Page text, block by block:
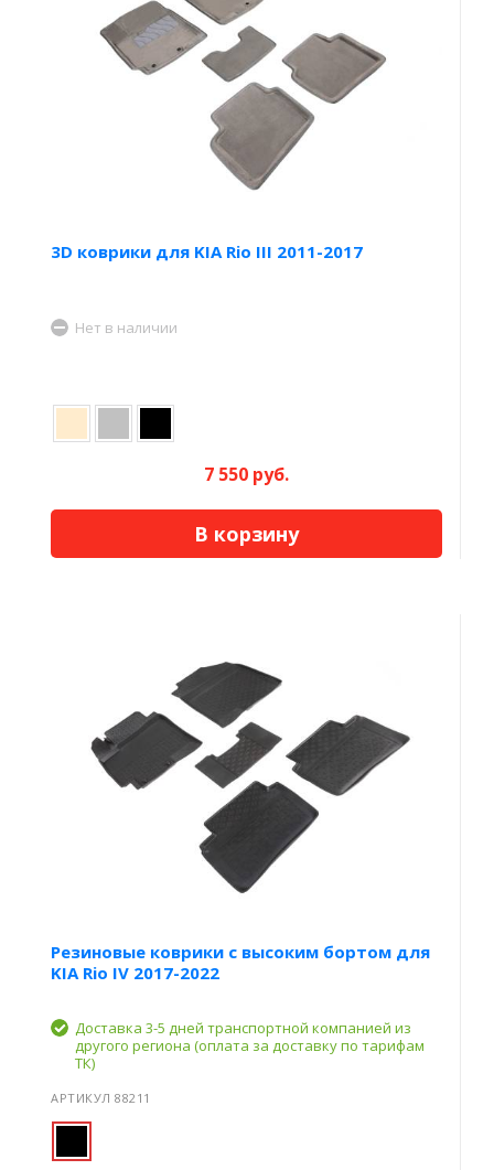
3D коврики для KIA Rio III 2011-2017
Нет в наличии
7 550 руб.
В корзину
Резиновые коврики с высоким бортом для
KIA Rio IV 2017-2022
Доставка 3-5 дней транспортной компанией из
другого региона (оплата за доставку по тарифам
ТК)
АРТИКУЛ 88211